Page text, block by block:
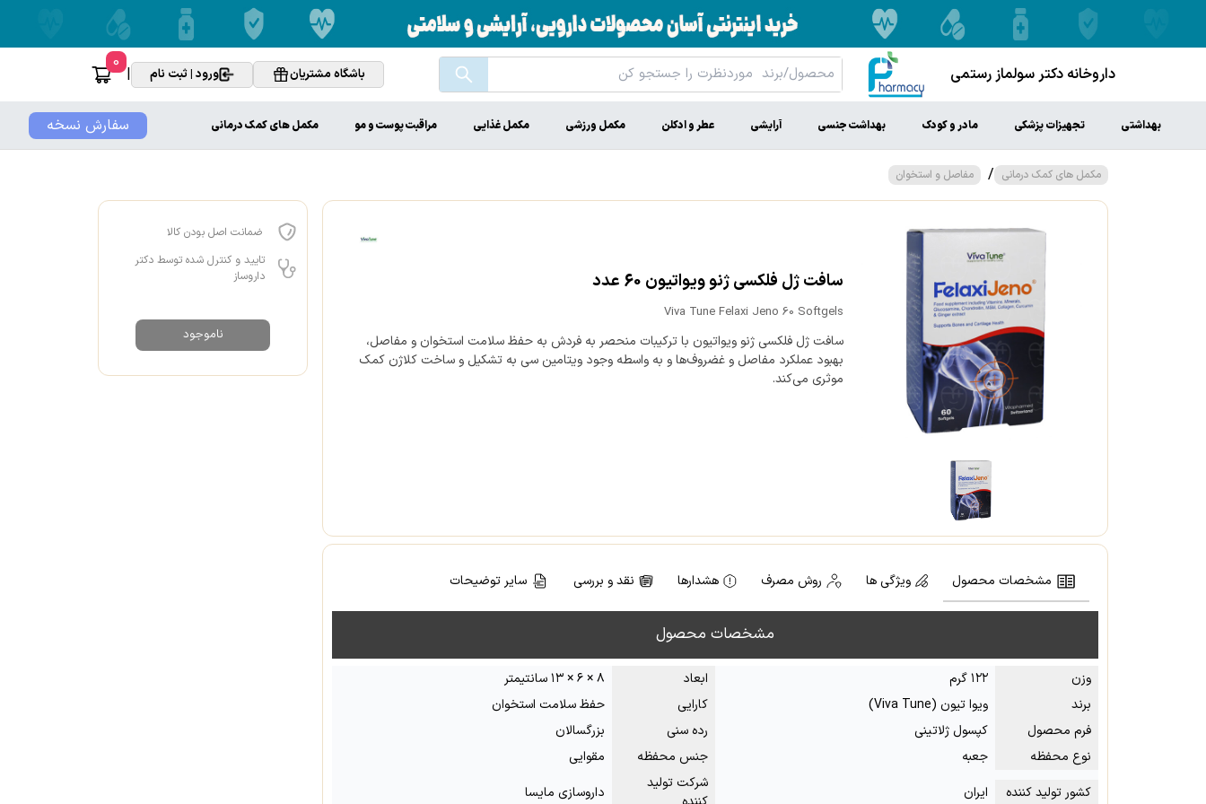
داروخانه دکتر سولماز رستمی باشگاه مشتریان ورود | ثبت نام |
0
سفارش نسخه بهداشتی تجهیزات پزشکی مادر و کودک بهداشت جنسی آرایشی عطر و ادکلن مکمل ورزشی مکمل غذایی مراقبت پوست و مو مکمل های کمک درمانی
مکمل های کمک درمانی / مفاصل و استخوان
سافت ژل فلکسی ژنو ویواتیون 60 عدد
Viva Tune Felaxi Jeno 60 Softgels
سافت ژل فلکسی ژنو ویواتیون با ترکیبات منحصر به فردش به حفظ سلامت استخوان و مفاصل،
بهبود عملکرد مفاصل و غضروف‌ها و به واسطه وجود ویتامین سی به تشکیل و ساخت کلاژن کمک
موثری می‌کند.
مشخصات محصول ویژگی ها روش مصرف هشدارها نقد و بررسی سایر توضیحات
مشخصات محصول
وزن ۱۲۲ گرم ابعاد
۸ × ۶ × ۱۳ سانتیمتر
برند
ویوا تیون (Viva Tune) کارایی
حفظ سلامت استخوان
فرم محصول
کپسول ژلاتینی رده سنی
بزرگسالان
نوع محفظه
جعبه جنس محفظه
مقوایی
کشور تولید کننده
ایران
شرکت تولید
داروسازی مایسا
ضمانت اصل بودن کالا
تایید و کنترل شده توسط دکتر
داروساز
ناموجود